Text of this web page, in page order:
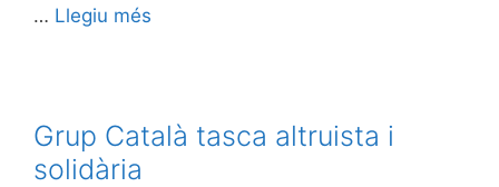
… Llegiu més
Grup Català tasca altruista i
solidària